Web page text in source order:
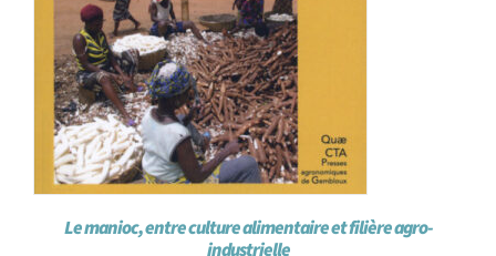
Le manioc, entre culture alimentaire et filière agro-
industrielle